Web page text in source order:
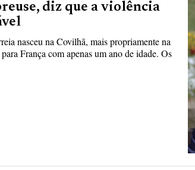
diz que a violência
nasceu na Covilhã, mais propriamente na
França com apenas um ano de idade. Os